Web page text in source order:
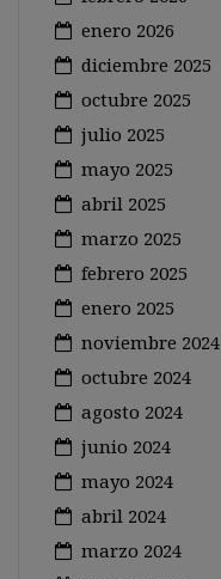
enero 2026
diciembre 2025
octubre 2025
julio 2025
mayo 2025
abril 2025
marzo 2025
febrero 2025
enero 2025
noviembre 2024
octubre 2024
agosto 2024
junio 2024
mayo 2024
abril 2024
marzo 2024